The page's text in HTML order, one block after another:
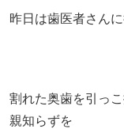
昨日は歯医者さん
割れた奥歯を引っ
親知らずを